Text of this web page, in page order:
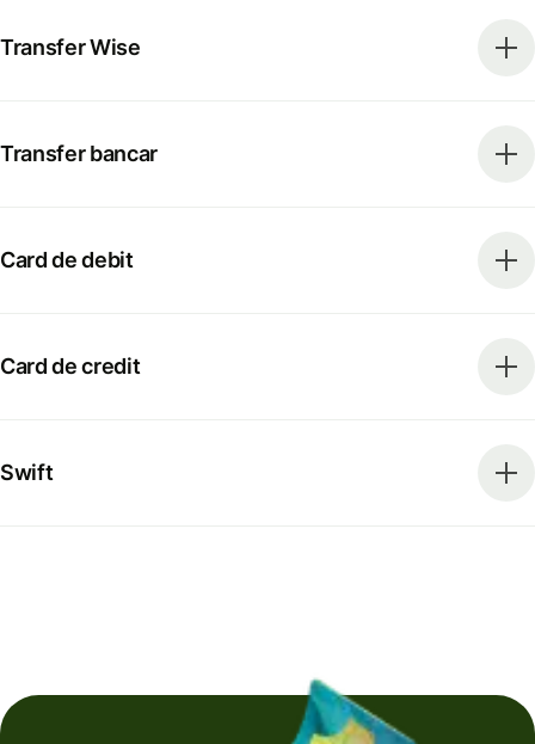
Transfer Wise
Transfer bancar
Card de debit
Card de credit
Swift